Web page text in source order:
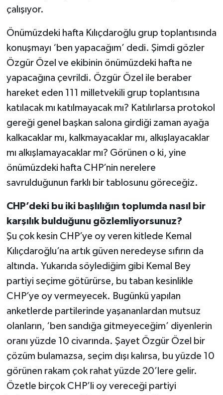
çalışıyor.
Önümüzdeki hafta Kılıçdaroğlu grup toplantısında
konuşmayı ‘ben yapacağım’ dedi. Şimdi gözler
Özgür Özel ve ekibinin önümüzdeki hafta ne
yapacağına çevrildi. Özgür Özel ile beraber
hareket eden 111 milletvekili grup toplantısına
katılacak mı katılmayacak mı? Katılırlarsa protokol
gereği genel başkan salona girdiği zaman ayağa
kalkacaklar mı, kalkmayacaklar mı, alkışlayacaklar
mı alkışlamayacaklar mı? Görünen o ki, yine
önümüzdeki hafta CHP’nin nerelere
savrulduğunun farklı bir tablosunu göreceğiz.
CHP’deki bu iki başlılığın toplumda nasıl bir
karşılık bulduğunu gözlemliyorsunuz?
Şu çok kesin CHP’ye oy veren kitlede Kemal
Kılıçdaroğlu’na artık güven neredeyse sıfırın da
altında. Yukarıda söylediğim gibi Kemal Bey
partiyi seçime götürürse, bu taban kesinlikle
CHP’ye oy vermeyecek. Bugünkü yapılan
anketlerde partilerinde yaşananlardan mutsuz
olanların, ‘ben sandığa gitmeyeceğim’ diyenlerin
oranı yüzde 10 civarında. Şayet Özgür Özel bir
çözüm bulamazsa, seçim dışı kalırsa, bu yüzde 10
görünen rakam çok rahat yüzde 20’lere gelir.
Özetle birçok CHP’li oy vereceği partiyi